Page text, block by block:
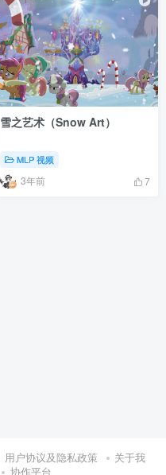
雪之艺术（Snow Art）
MLP 视频
3年前 7
用户协议及隐私政策
关于我
协作平台